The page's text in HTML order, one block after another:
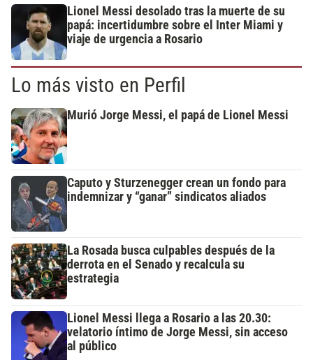
Lionel Messi desolado tras la muerte de su
papá: incertidumbre sobre el Inter Miami y
viaje de urgencia a Rosario
Lo más visto en Perfil
Murió Jorge Messi, el papá de Lionel Messi
Caputo y Sturzenegger crean un fondo para
indemnizar y “ganar” sindicatos aliados
La Rosada busca culpables después de la
derrota en el Senado y recalcula su
estrategia
Lionel Messi llega a Rosario a las 20.30:
velatorio íntimo de Jorge Messi, sin acceso
al público